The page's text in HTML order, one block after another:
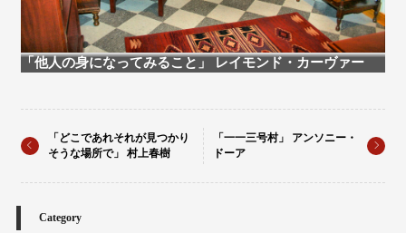
「他人の身になってみること」 レイモンド・カーヴァー
「どこであれそれが見つかり
そうな場所で」 村上春樹
「一一三号村」 アンソニー・
ドーア
Category